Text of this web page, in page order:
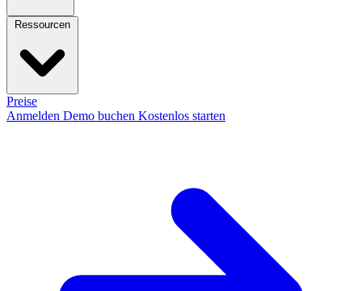
Preise
Anmelden Demo buchen Kostenlos starten